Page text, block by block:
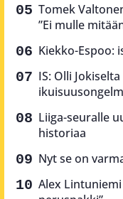
Tomek
”Ei mulle
Kiekko-Espoo:
IS: Olli
Liiga-seuralle
historiaa
Nyt se on
Alex